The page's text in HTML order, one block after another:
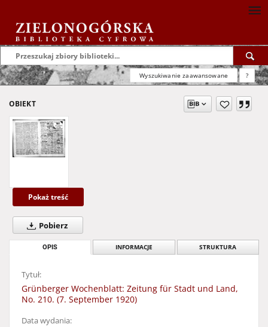
Wyszukiwanie zaawansowane ?
OBIEKT
Pokaż treść
Pobierz
OPIS INFORMACJE STRUKTURA
Tytuł:
Grünberger Wochenblatt: Zeitung für Stadt und Land,
No. 210. (7. September 1920)
Data wydania: